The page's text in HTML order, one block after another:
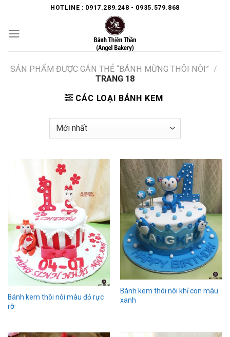
content
HOTLINE : 0917.289.248 - 0935.579.868
SẢN PHẨM ĐƯỢC GẮN THẺ “BÁNH MỪNG THÔI NÔI” /
TRANG 18
CÁC LOẠI BÁNH KEM
Bánh kem thôi nôi màu đỏ rực
rỡ
Bánh kem thôi nôi khỉ con màu
xanh